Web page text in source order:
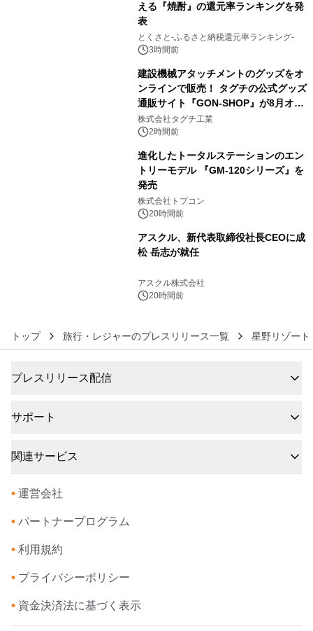
える『焼酎』の還元率ランキングを発
表
とくさと-ふるさと納税還元率ランキング-
3時間前
建設機械アタッチメントのグッズをオ
ンラインで販売！ タグチの公式グッズ
通販サイト『GON-SHOP』が8月オー
プン
株式会社タグチ工業
2時間前
進化したトータルステーションのエン
トリーモデル 『GM-120シリーズ』を
発売
株式会社トプコン
20時間前
アスクル、新代表取締役社長CEOに成
松 岳志が就任
アスクル株式会社
20時間前
トップ 旅行・レジャーのプレスリリース一覧 星野リゾート
プレスリリース配信
サポート
関連サービス
• 運営会社
• パートナープログラム
• 利用規約
• プライバシーポリシー
• 資金決済法に基づく表示